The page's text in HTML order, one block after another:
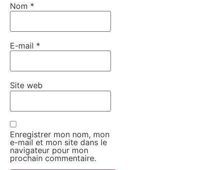
Nom *
E-mail *
Site web
Enregistrer mon nom, mon
e-mail et mon site dans le
navigateur pour mon
prochain commentaire.